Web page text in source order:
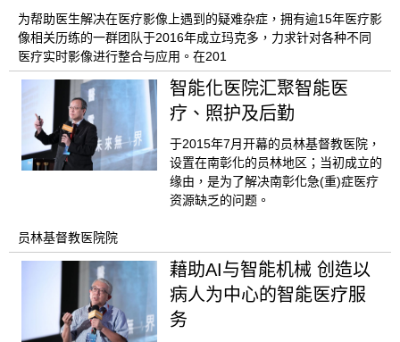
为帮助医生解决在医疗影像上遇到的疑难杂症，拥有逾15年医疗影
像相关历练的一群团队于2016年成立玛克多，力求针对各种不同
医疗实时影像进行整合与应用。在201
智能化医院汇聚智能医
疗、照护及后勤
于2015年7月开幕的员林基督教医院，
设置在南彰化的员林地区；当初成立的
缘由，是为了解决南彰化急(重)症医疗
资源缺乏的问题。
员林基督教医院院
藉助AI与智能机械 创造以
病人为中心的智能医疗服
务